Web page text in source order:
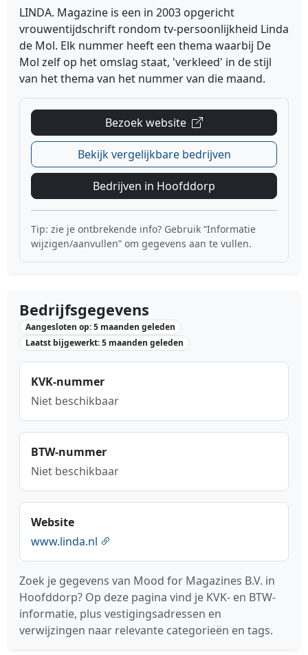
LINDA. Magazine is een in 2003 opgericht
vrouwentijdschrift rondom tv-persoonlijkheid Linda
de Mol. Elk nummer heeft een thema waarbij De
Mol zelf op het omslag staat, 'verkleed' in de stijl
van het thema van het nummer van die maand.
Bezoek website
Bekijk vergelijkbare bedrijven
Bedrijven in Hoofddorp
Tip: zie je ontbrekende info? Gebruik “Informatie
wijzigen/aanvullen” om gegevens aan te vullen.
Bedrijfsgegevens
Aangesloten op: 5 maanden geleden
Laatst bijgewerkt: 5 maanden geleden
KVK-nummer
Niet beschikbaar
BTW-nummer
Niet beschikbaar
Website
www.linda.nl
Zoek je gegevens van Mood for Magazines B.V. in
Hoofddorp? Op deze pagina vind je KVK- en BTW-
informatie, plus vestigingsadressen en
verwijzingen naar relevante categorieën en tags.